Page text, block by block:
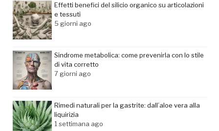
Effetti benefici del silicio organico su articolazioni
e tessuti
5 giorni ago
Sindrome metabolica: come prevenirla con lo stile
di vita corretto
7 giorni ago
Rimedi naturali per la gastrite: dall’aloe vera alla
liquirizia
1 settimana ago